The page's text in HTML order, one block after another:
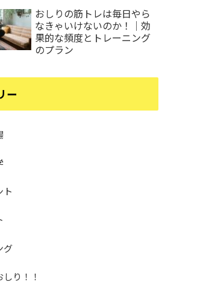
おしりの筋トレは毎日やら
なきゃいけないのか！｜効
果的な頻度とトレーニング
のプラン
ー
ト
グ
り！！